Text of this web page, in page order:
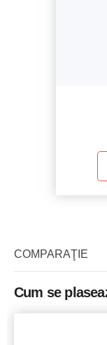
COMPARAŢIE
Cum se